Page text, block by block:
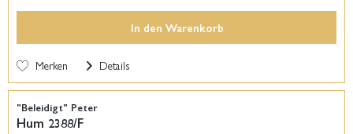
In den Warenkorb
Merken Details
"Beleidigt" Peter
Hum 2388/F